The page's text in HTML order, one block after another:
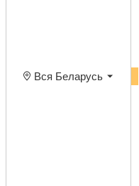
Вся Беларусь